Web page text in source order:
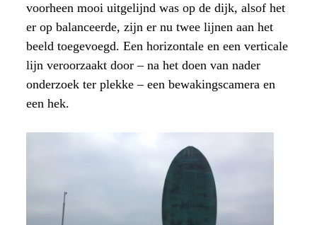
voorheen mooi uitgelijnd was op de dijk, alsof het
er op balanceerde, zijn er nu twee lijnen aan het
beeld toegevoegd. Een horizontale en een verticale
lijn veroorzaakt door – na het doen van nader
onderzoek ter plekke – een bewakingscamera en
een hek.